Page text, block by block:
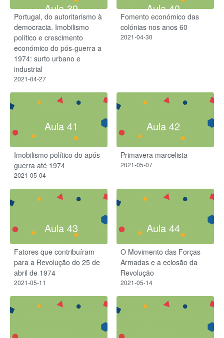
Aula 39
Portugal, do autoritarismo à
democracia. Imobilismo
político e crescimento
económico do pós-guerra a
1974: surto urbano e
industrial
2021-04-27
Aula 40
Fomento económico das
colónias nos anos 60
2021-04-30
Aula 41
Imobilismo político do após
guerra até 1974
2021-05-04
Aula 42
Primavera marcelista
2021-05-07
Aula 43
Fatores que contribuíram
para a Revolução do 25 de
abril de 1974
2021-05-11
Aula 44
O Movimento das Forças
Armadas e a eclosão da
Revolução
2021-05-14